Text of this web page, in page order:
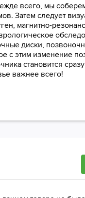
всего, мы
Затем следует
магнитно-
диски,
с этим изменение
становится
важнее всего!